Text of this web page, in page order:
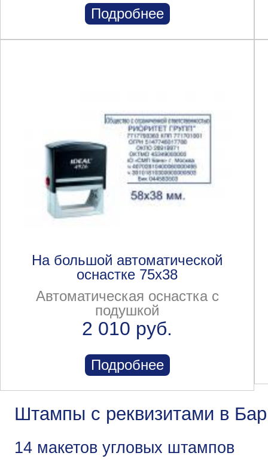
Подробнее
На большой автоматической
оснастке 75x38
Автоматическая оснастка с
подушкой
2 010 руб.
Подробнее
Штампы с реквизитами в
14 макетов угловых штампов